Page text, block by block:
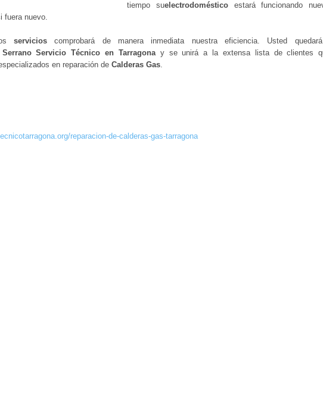
tiempo suelectrodomésticoestará funcionando
fuera nuevo.
servicios comprobará de manera inmediata nuestra eficiencia. Usted
Serrano Servicio Técnico en Tarragonay se unirá a la extensa lista de clientes
en reparación de Calderas Gas.
reparacion-de-calderas-gas-tarragona